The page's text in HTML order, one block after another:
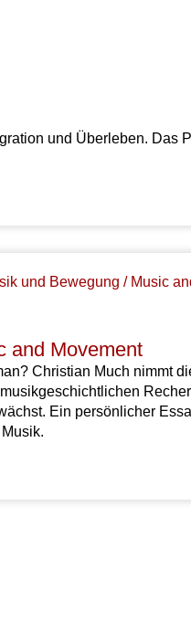
und Überleben. Das
and Movement
Christian Much nimmt
Ein persönlicher